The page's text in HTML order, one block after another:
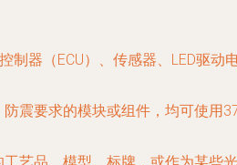
制器（ECU）、传感器、LED驱
震要求的模块或组件，均可使用